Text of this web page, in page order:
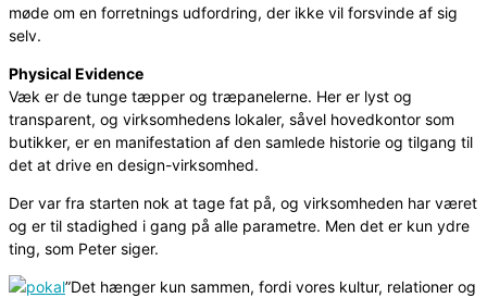
møde om en forretnings udfordring, der ikke vil forsvinde af sig
selv.
Physical Evidence
Væk er de tunge tæpper og træpanelerne. Her er lyst og
transparent, og virksomhedens lokaler, såvel hovedkontor som
butikker, er en manifestation af den samlede historie og tilgang til
det at drive en design-virksomhed.
Der var fra starten nok at tage fat på, og virksomheden har været
og er til stadighed i gang på alle parametre. Men det er kun ydre
ting, som Peter siger.
”Det hænger kun sammen, fordi vores kultur, relationer og